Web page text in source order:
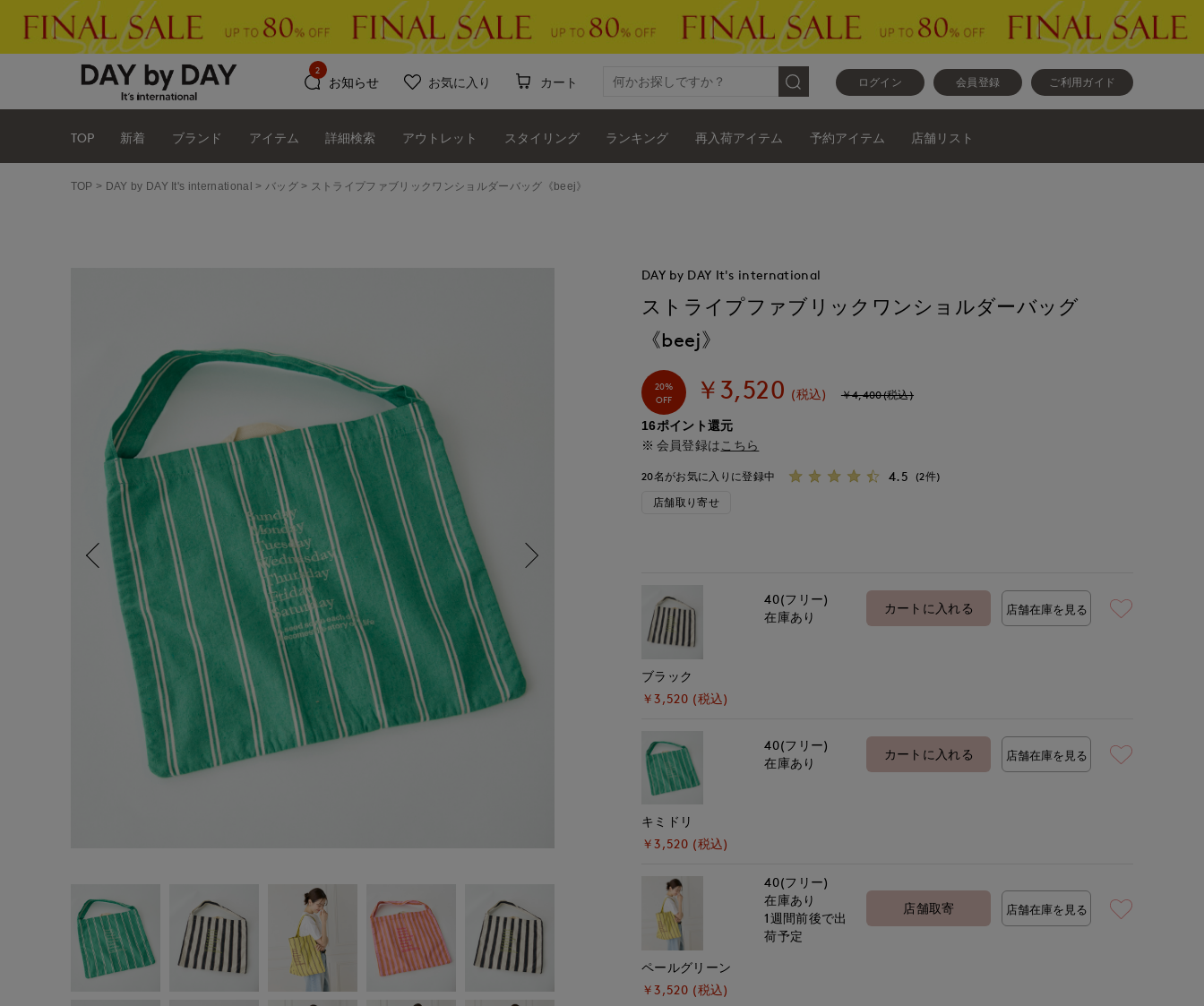
ログイン 会員登録 ご利用ガイド
お知らせ
2
お気に入り カート
TOP 新着 ブランド アイテム 詳細検索 アウトレット スタイリング ランキング 再入荷アイテム 予約アイテム 店舗リスト
TOP DAY by DAY It's international バッグ ストライプファブリックワンショルダーバッグ《beej》
DAY by DAY It's international
ストライプファブリックワンショルダーバッグ
《beej》
20%
OFF
￥3,520 (税込) ￥4,400(税込)
16ポイント還元
会員登録は こちら
20名がお気に入りに登録中 4.5
(2件)
店舗取り寄せ
ブラック
￥3,520 (税込)
40(フリー)
在庫あり
カートに入れる 店舗在庫を見る
キミドリ
￥3,520 (税込)
40(フリー)
在庫あり
カートに入れる 店舗在庫を見る
ペールグリーン
￥3,520 (税込)
40(フリー)
在庫あり
1週間前後で出
荷予定
店舗取寄 店舗在庫を見る